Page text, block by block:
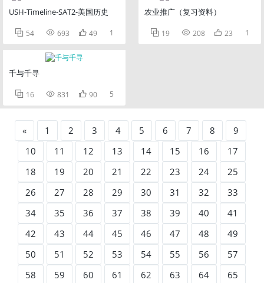
USH-Timeline-SAT2-美国历史
 54  693  49 1
千与千寻
 16  831  90 5
农业推广（复习资料）
 19  208  23 1
« 1 2 3 4 5 6 7 8
9
10
11 12 13 14 15 16
17
18
19 20 21 22 23 24
25
26
27 28 29 30 31 32
33
34
35 36 37 38 39 40
41
42
43 44 45 46 47 48
49
50
51 52 53 54 55 56
57
58
59 60 61 62 63 64
65